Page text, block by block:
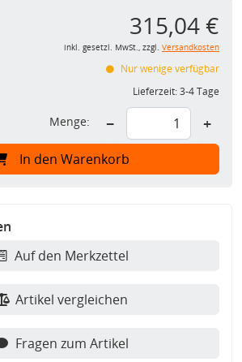
315,04 €
inkl. gesetzl. MwSt., zzgl. Versandkosten
Nur wenige verfügbar
Lieferzeit:3-4 Tage
Menge: − +
In den Warenkorb
Auf den Merkzettel
Artikel vergleichen
Fragen zum Artikel